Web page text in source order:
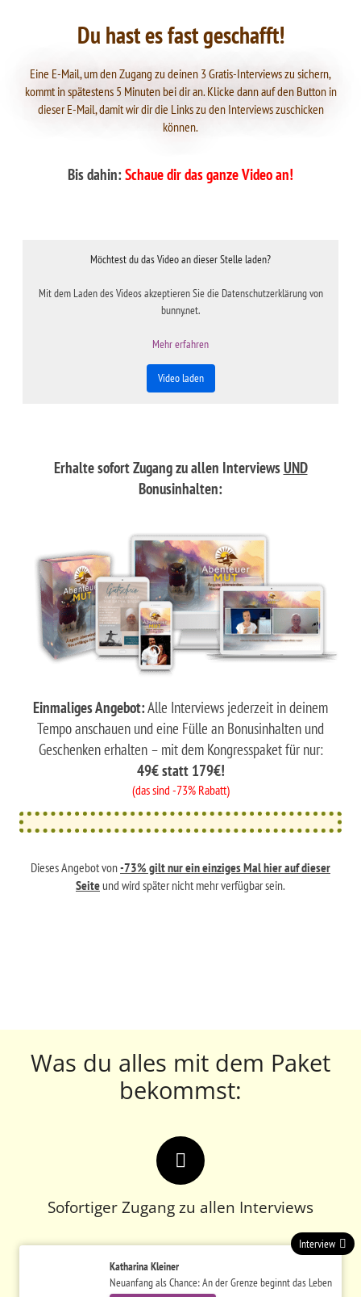
Du hast es fast geschafft!
Eine E-Mail, um den Zugang zu deinen 3 Gratis-Interviews zu sichern,
kommt in spätestens 5 Minuten bei dir an. Klicke dann auf den Button in
dieser E-Mail, damit wir dir die Links zu den Interviews zuschicken
können.
Bis dahin:Schaue dir das ganze Video an!
Möchtest du das Video an dieser Stelle laden?
Mit dem Laden des Videos akzeptieren Sie die Datenschutzerklärung von
bunny.net.
Mehr erfahren
Video laden
Erhalte sofort Zugang zu allen InterviewsUND
Bonusinhalten:
Einmaliges Angebot:Alle Interviews jederzeit in deinem
Tempo anschauen und eine Fülle an Bonusinhalten und
Geschenken erhalten – mit dem Kongresspaket für nur:
49€ statt 179€!
(das sind -73% Rabatt)
Dieses Angebot von-73% gilt nur ein einziges Mal hier auf dieser
Seiteund wird später nicht mehr verfügbar sein.
Was du alles mit dem Paket
bekommst:
Sofortiger Zugang zu allen Interviews
Katharina Kleiner
Neuanfang als Chance: An der Grenze beginnt das Leben
Interview